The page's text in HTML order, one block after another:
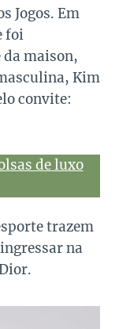
Jogos. Em
foi
maison,
Kim
convite:
de luxo
trazem
na